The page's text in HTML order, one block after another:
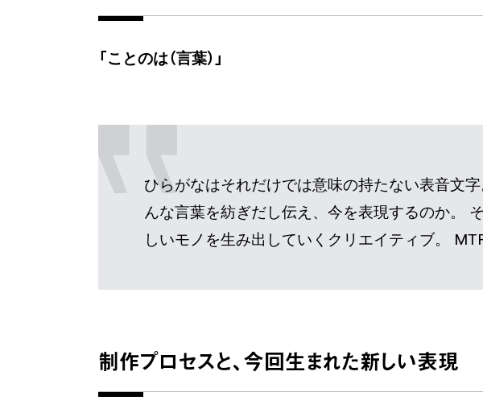
「ことのは（言葉）」
ひらがなはそれだけでは意味の持たない表音文
んな言葉を紡ぎだし伝え、今を表現するのか。
しいモノを生み出していくクリエイティブ。
制作プロセスと、今回生まれた新しい表現